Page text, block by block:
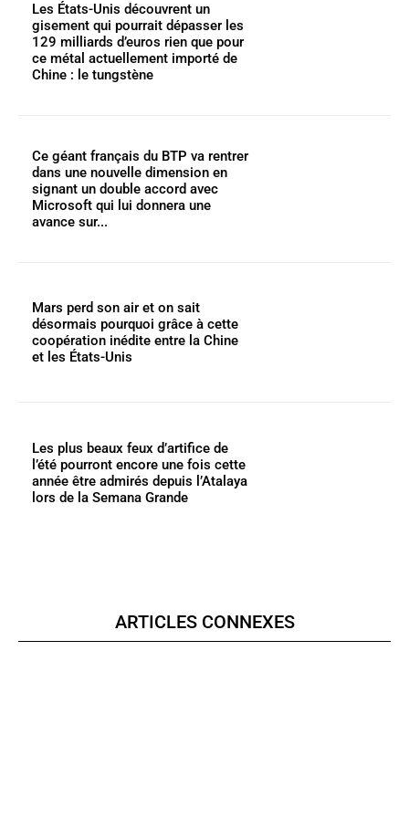
Les États-Unis découvrent un
gisement qui pourrait dépasser les
129 milliards d’euros rien que pour
ce métal actuellement importé de
Chine : le tungstène
Ce géant français du BTP va rentrer
dans une nouvelle dimension en
signant un double accord avec
Microsoft qui lui donnera une
avance sur...
Mars perd son air et on sait
désormais pourquoi grâce à cette
coopération inédite entre la Chine
et les États-Unis
Les plus beaux feux d’artifice de
l’été pourront encore une fois cette
année être admirés depuis l’Atalaya
lors de la Semana Grande
ARTICLES CONNEXES